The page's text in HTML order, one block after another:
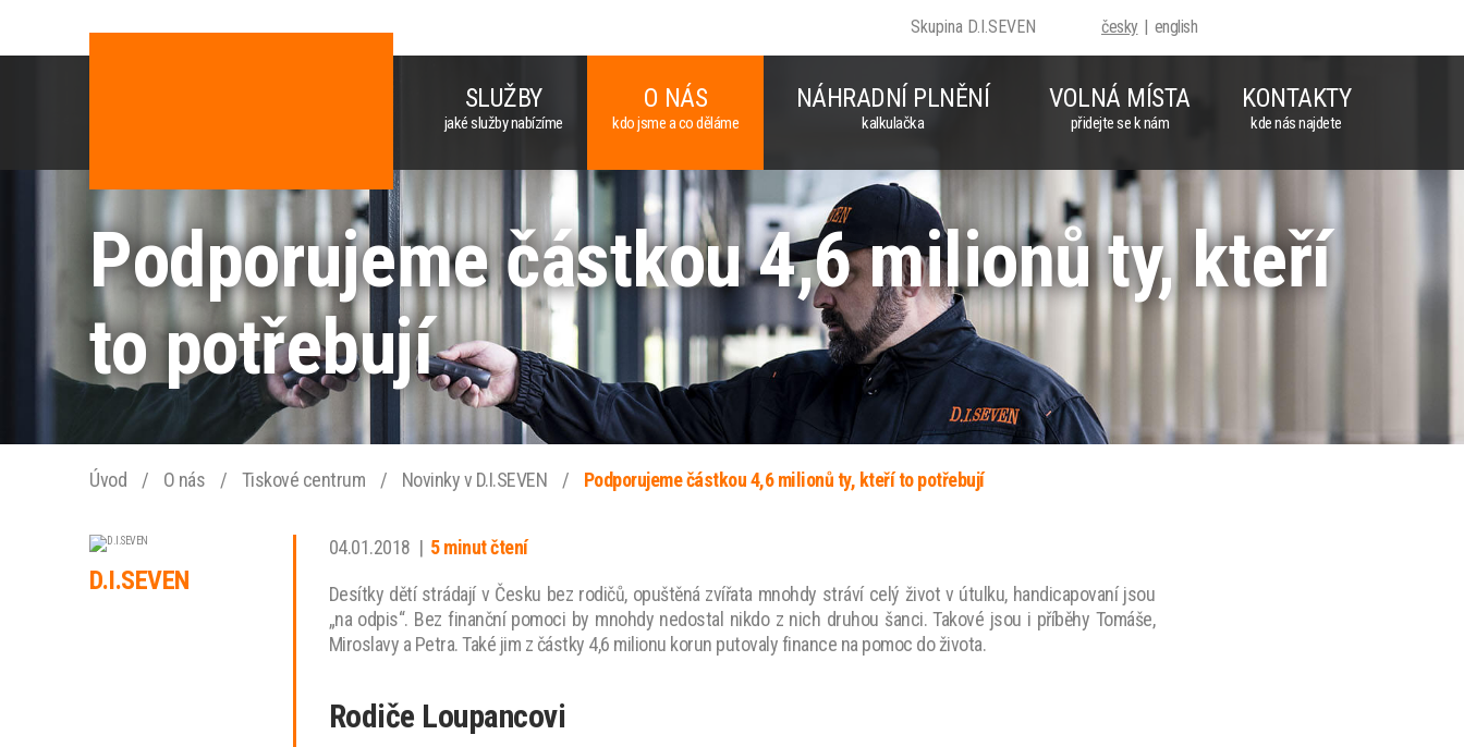
česky english
Skupina D.I.SEVEN
Podporujeme částkou 4,6 milionů ty, kteří
to potřebují
SLUŽBY
jaké služby nabízíme
O NÁS
kdo jsme a co děláme
NÁHRADNÍ PLNĚNÍ
kalkulačka
VOLNÁ MÍSTA
přidejte se k nám
KONTAKTY
kde nás najdete
Úvod / O nás / Tiskové centrum / Novinky v D.I.SEVEN / Podporujeme částkou 4,6 milionů ty, kteří to potřebují
D.I.SEVEN
04.01.2018 | 5 minut čtení
Desítky dětí strádají v Česku bez rodičů, opuštěná zvířata mnohdy stráví celý život v útulku, handicapovaní jsou
„na odpis“. Bez finanční pomoci by mnohdy nedostal nikdo z nich druhou šanci. Takové jsou i příběhy Tomáše,
Miroslavy a Petra. Také jim z částky 4,6 milionu korun putovaly finance na pomoc do života.
Rodiče Loupancovi